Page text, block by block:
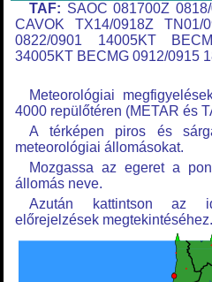
TAF: SAOC 081700Z
CAVOK TX14/0918Z TN01/
0822/0901 14005KT
34005KT BECMG 0912/0915
Meteorológiai
4000 repülőtéren (METAR és
A térképen piros és
meteorológiai állomásokat.
Mozgassa az egeret a
állomás neve.
Azután kattintson az
előrejelzések megtekintéséhez.